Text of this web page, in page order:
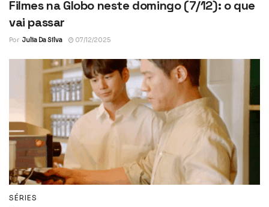
Filmes na Globo neste domingo (7/12): o que
vai passar
Por Julia Da Silva 07/12/2025
SÉRIES